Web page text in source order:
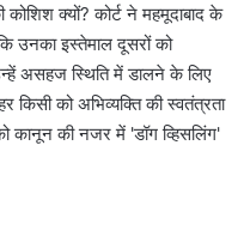
क्यों? कोर्ट ने महमूदाबाद के
उनका इस्तेमाल दूसरों को
असहज स्थिति में डालने के लिए
किसी को अभिव्यक्ति की स्वतंत्रता
कानून की नजर में 'डॉग व्हिसलिंग'